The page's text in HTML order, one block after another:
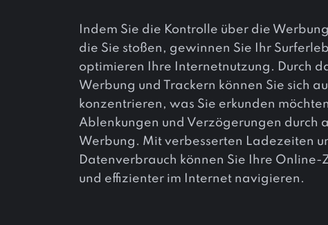
Indem Sie die Kontrolle über die
die Sie stoßen, gewinnen Sie Ihr
optimieren Ihre Internetnutzung. Durch
Werbung und Trackern können Sie sich
konzentrieren, was Sie erkunden
Ablenkungen und Verzögerungen durch
Werbung. Mit verbesserten Ladezeiten
Datenverbrauch können Sie Ihre Online-
und effizienter im Internet navigieren.